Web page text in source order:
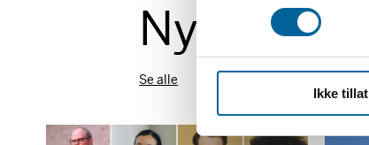
t
v
Ikke tillat
Nyheter
Se alle